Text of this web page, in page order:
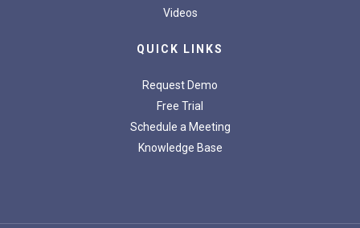
Videos
QUICK LINKS
Request Demo
Free Trial
Schedule a Meeting
Knowledge Base